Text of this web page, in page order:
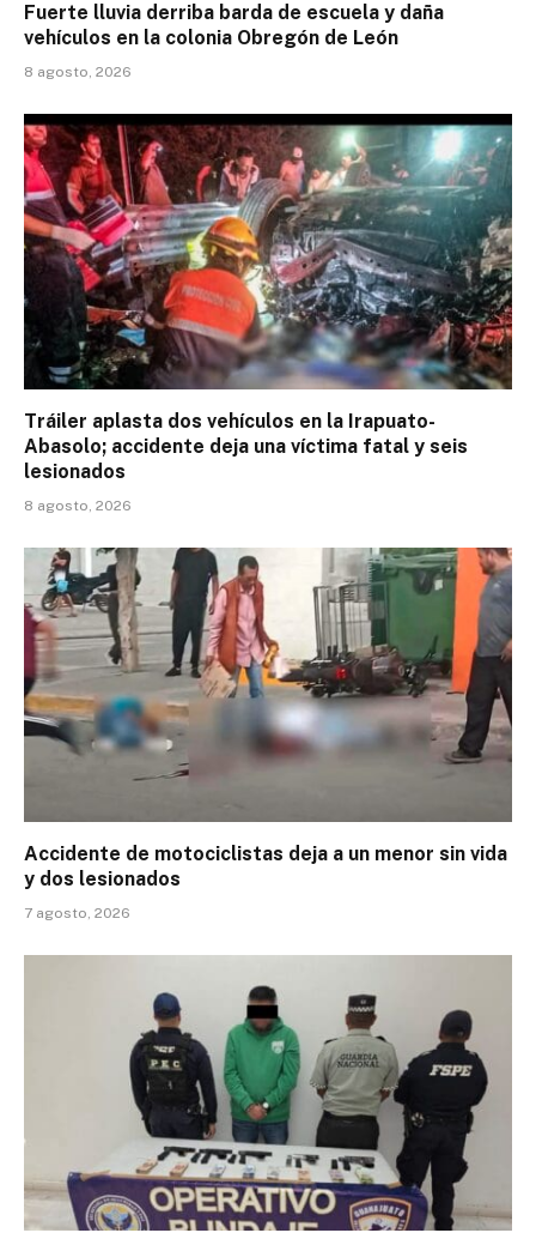
Fuerte lluvia derriba barda de escuela y daña
vehículos en la colonia Obregón de León
8 agosto, 2026
Tráiler aplasta dos vehículos en la Irapuato-
Abasolo; accidente deja una víctima fatal y seis
lesionados
8 agosto, 2026
Accidente de motociclistas deja a un menor sin vida
y dos lesionados
7 agosto, 2026